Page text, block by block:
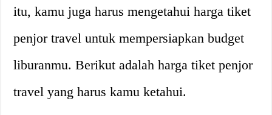
itu, kamu juga harus mengetahui harga tiket
penjor travel untuk mempersiapkan budget
liburanmu. Berikut adalah harga tiket penjor
travel yang harus kamu ketahui.